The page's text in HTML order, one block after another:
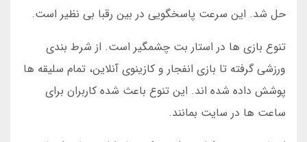
حل شد. این سرعت پاسخگویی در بین رقبا بی نظیر است.
تنوع بازی ها در استار بت چشمگیر است. از شرط بندی
ورزشی گرفته تا بازی انفجار و کازینوی آنلاین، تمام سلیقه ها
پوشش داده شده اند. این تنوع باعث شده کاربران برای
ساعت ها در سایت بمانند.